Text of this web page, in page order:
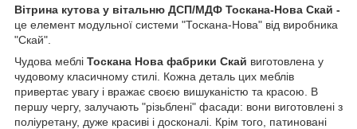
Вітрина кутова у вітальню ДСП/МДФ Тоскана-Нова Скай -
це елемент модульної системи "Тоскана-Нова" від виробника
"Скай".
Чудова меблі Тоскана Нова фабрики Скай виготовлена у
чудовому класичному стилі. Кожна деталь цих меблів
привертає увагу і вражає своєю вишуканістю та красою. В
першу чергу, залучають "різьблені" фасади: вони виготовлені з
поліуретану, дуже красиві і досконалі. Крім того, патиновані